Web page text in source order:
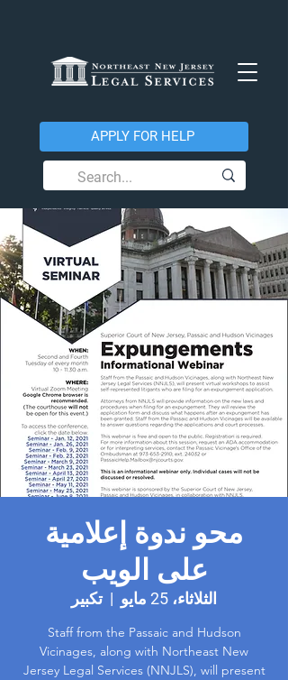
APPLY FOR HELP
محو ندوة إعلامية
على الويب
الثلاثاء، 25 مايو
  |
تكبير
Staff from the Passaic and Hudson
Jersey Legal Services (NNJLS), will present